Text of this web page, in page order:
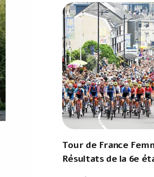
Tour de France
Résultats de la 6e